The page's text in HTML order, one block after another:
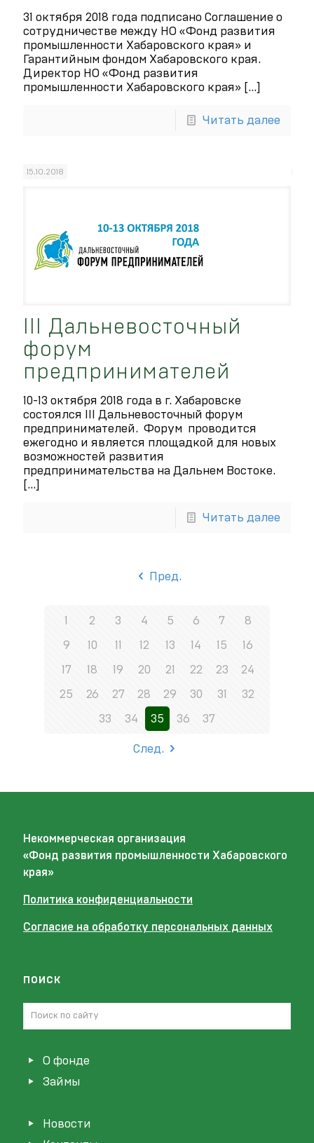
31 октября 2018 года подписано Соглашение о
сотрудничестве между НО «Фонд развития
промышленности Хабаровского края» и
Гарантийным фондом Хабаровского края.
Директор НО «Фонд развития
промышленности Хабаровского края» […]
Читать далее
15.10.2018
III Дальневосточный
форум
предпринимателей
10-13 октября 2018 года в г. Хабаровске
состоялся III Дальневосточный форум
предпринимателей. Форум проводится
ежегодно и является площадкой для новых
возможностей развития
предпринимательства на Дальнем Востоке.
[…]
Читать далее
Пред.
1 2 3 4 5 6 7 8
9 10 11 12 13 14 15 16
17 18 19 20 21 22 23 24
25 26 27 28 29 30 31 32
33 34 35 36 37
След.
Некоммерческая организация
«Фонд развития промышленности Хабаровского
края»
Политика конфиденциальности
Согласие на обработку персональных данных
поиск
О фонде
Займы
Новости